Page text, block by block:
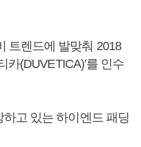
트렌드에 발맞춰 2018
카(DUVETICA)’를 인수
고 있는 하이엔드 패딩